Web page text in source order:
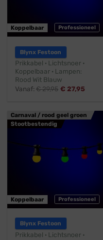
Professioneel
Koppelbaar
Blynx Festoon
Prikkabel · Lichtsnoer ·
Koppelbaar · Lampen:
Rood Wit Blauw
Vanaf:€29,95 € 27,95
Carnaval / rood geel groen
Stootbestendig
Professioneel
Koppelbaar
Blynx Festoon
Prikkabel · Lichtsnoer ·